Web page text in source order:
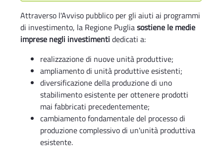
Attraverso l'Avviso pubblico per gli aiuti ai programmi
di investimento, la Regione Pugliasostiene le medie
imprese negli investimenti dedicati a:
realizzazione di nuove unità produttive;
ampliamento di unità produttive esistenti;
diversificazione della produzione di uno
stabilimento esistente per ottenere prodotti
mai fabbricati precedentemente;
cambiamento fondamentale del processo di
produzione complessivo di un'unità produttiva
esistente.